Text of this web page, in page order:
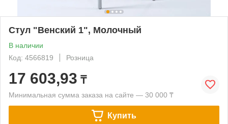
Стул "Венский 1", Молочный
В наличии
Код: 4566819
Розница
17 603,93 ₸
Минимальная сумма заказа на сайте — 30 000 ₸
Купить